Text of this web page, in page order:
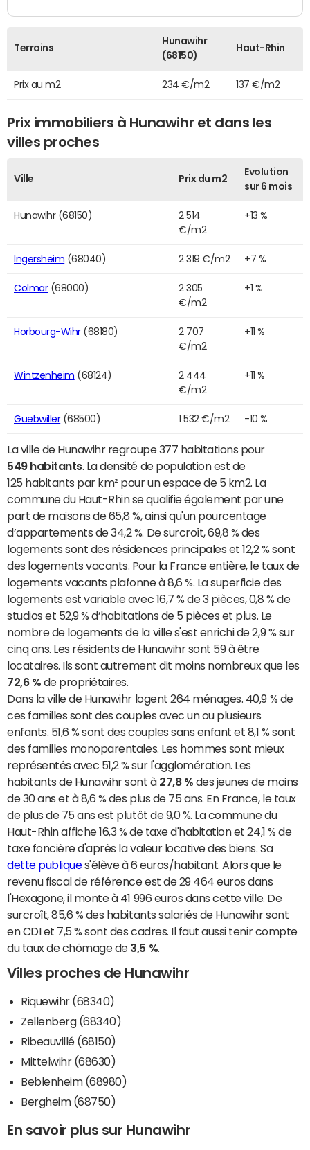
Terrains
Hunawihr
(68150)
Haut-Rhin
Prix au m2 234 €/m2 137 €/m2
Prix immobiliers à Hunawihr et dans les
villes proches
Ville Prix du m2
Evolution
sur 6 mois
Hunawihr (68150)
2 514
€/m2
+13 %
Ingersheim (68040) 2 319 €/m2 +7 %
Colmar(68000)
2 305
€/m2
+1 %
Horbourg-Wihr(68180)
2 707
€/m2
+11 %
Wintzenheim (68124)
2 444
€/m2
+11 %
Guebwiller(68500) 1 532 €/m2 -10 %
La ville de Hunawihr regroupe 377 habitations pour
549 habitants. La densité de population est de
125 habitants par km² pour un espace de 5 km2. La
commune du Haut-Rhin se qualifie également par une
part de maisons de 65,8 %, ainsi qu'un pourcentage
d’appartements de 34,2 %. De surcroît, 69,8 % des
logements sont des résidences principales et 12,2 % sont
des logements vacants. Pour la France entière, le taux de
logements vacants plafonne à 8,6 %. La superficie des
logements est variable avec 16,7 % de 3 pièces, 0,8 % de
studios et 52,9 % d’habitations de 5 pièces et plus. Le
nombre de logements de la ville s'est enrichi de 2,9 % sur
cinq ans. Les résidents de Hunawihr sont 59 à être
locataires. Ils sont autrement dit moins nombreux que les
72,6 % de propriétaires.
Dans la ville de Hunawihr logent 264 ménages. 40,9 % de
ces familles sont des couples avec un ou plusieurs
enfants. 51,6 % sont des couples sans enfant et 8,1 % sont
des familles monoparentales. Les hommes sont mieux
représentés avec 51,2 % sur l'agglomération. Les
habitants de Hunawihr sont à 27,8 % des jeunes de moins
de 30 ans et à 8,6 % des plus de 75 ans. En France, le taux
de plus de 75 ans est plutôt de 9,0 %. La commune du
Haut-Rhin affiche 16,3 % de taxe d'habitation et 24,1 % de
taxe foncière d'après la valeur locative des biens. Sa
dette publiques'élève à 6 euros/habitant. Alors que le
revenu fiscal de référence est de 29 464 euros dans
l'Hexagone, il monte à 41 996 euros dans cette ville. De
surcroît, 85,6 % des habitants salariés de Hunawihr sont
en CDI et 7,5 % sont des cadres. Il faut aussi tenir compte
du taux de chômage de 3,5 %.
Villes proches de Hunawihr
Riquewihr (68340)
Zellenberg (68340)
Ribeauvillé (68150)
Mittelwihr (68630)
Beblenheim (68980)
Bergheim (68750)
En savoir plus sur Hunawihr